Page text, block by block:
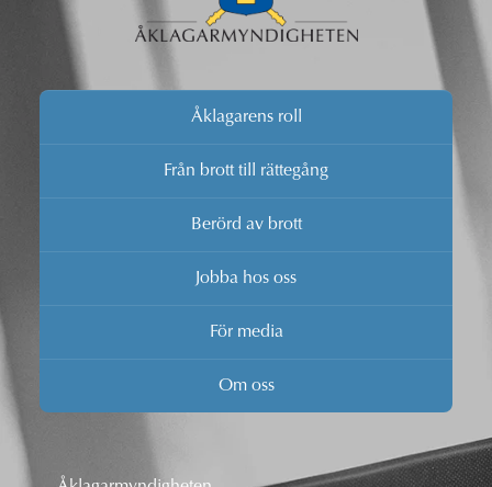
Åklagarens roll
Från brott till rättegång
Berörd av brott
Jobba hos oss
För media
Om oss